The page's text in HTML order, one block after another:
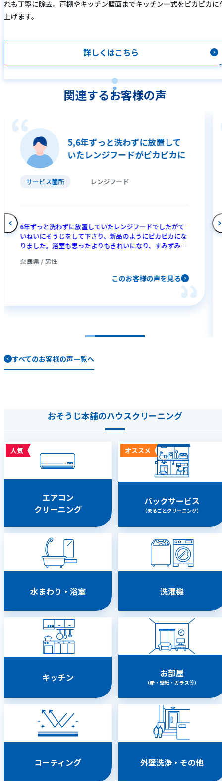
れも丁寧に除去。戸棚やキッチン壁面までキッチン一式をピカピカに
上げます。
詳しくはこちら
関連するお客様の声
5,6年ずっと洗わずに放置して
いたレンジフードがピカピカに
サービス箇所 レンジフード
6年ずっと洗わずに放置していたレンジフードでしたがて
いねいにそうじをして下さり、新品のようにピカピカにな
りました。浴室も思ったよりもきれいになり、すみずみま
正解でした。次回もお願いしたいと思います。
奈良県 / 男性
このお客様の声を見る
すべてのお客様の声一覧へ
おそうじ本舗のハウスクリーニング
人気
エアコン
クリーニング
オススメ
パックサービス
（まるごとクリーニング）
水まわり・浴室 洗濯機
キッチン お部屋
（床・壁紙・ガラス等）
コーティング 外壁洗浄・その他